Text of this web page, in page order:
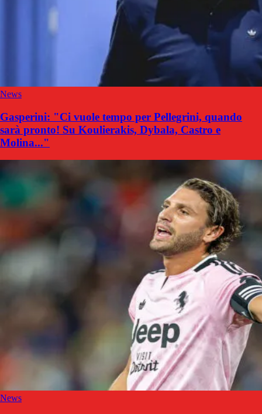
News
Gasperini: "Ci vuole tempo per Pellegrini, quando
sarà pronto! Su Koulierakis, Dybala, Castro e
Molina..."
News